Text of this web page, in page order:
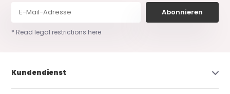
Abonnieren
* Read legal restrictions here
Kundendienst